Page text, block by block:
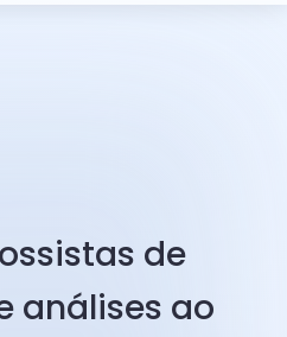
de
análises ao